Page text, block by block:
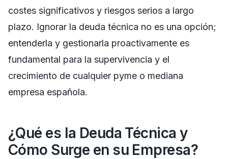
costes significativos y riesgos serios a largo
plazo. Ignorar la deuda técnica no es una opción;
entenderla y gestionarla proactivamente es
fundamental para la supervivencia y el
crecimiento de cualquier pyme o mediana
empresa española.
¿Qué es la Deuda Técnica y
Cómo Surge en su Empresa?